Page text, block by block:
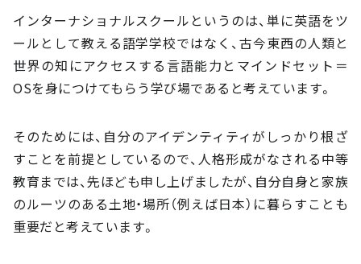
インターナショナルスクールというのは、単に英語をツ
ールとして教える語学学校ではなく、古今東西の人類と
世界の知にアクセスする言語能力とマインドセット＝
OSを身につけてもらう学び場であると考えています。
そのためには、自分のアイデンティティがしっかり根ざ
すことを前提としているので、人格形成がなされる中等
教育までは、先ほども申し上げましたが、自分自身と家族
のルーツのある土地・場所（例えば日本）に暮らすことも
重要だと考えています。